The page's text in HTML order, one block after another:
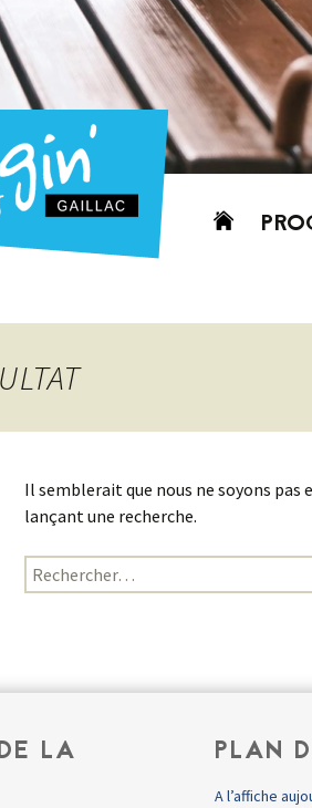
Aller
Il semblerait que nous ne soyons pas
lançant une recherche.
Rechercher :
LA
PLAN
A l’affiche